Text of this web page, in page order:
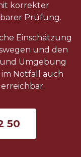
korrekter
Prüfung.
Einschätzung
und den
Umgebung
Notfall auch
50